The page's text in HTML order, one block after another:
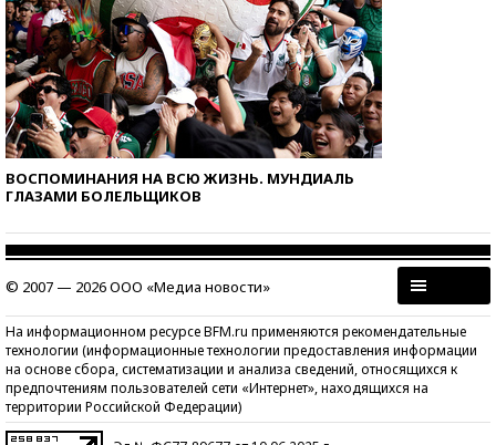
ВОСПОМИНАНИЯ НА ВСЮ ЖИЗНЬ. МУНДИАЛЬ
ГЛАЗАМИ БОЛЕЛЬЩИКОВ
© 2007 — 2026 ООО «Медиа новости»
На информационном ресурсе BFM.ru применяются рекомендательные
технологии (информационные технологии предоставления информации
на основе сбора, систематизации и анализа сведений, относящихся к
предпочтениям пользователей сети «Интернет», находящихся на
территории Российской Федерации)